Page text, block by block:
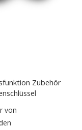
Zubehör
von